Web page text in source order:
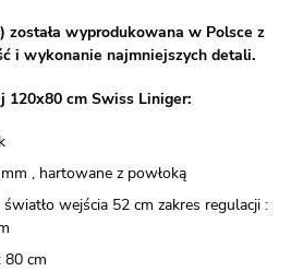
została wyprodukowana w Polsce z
i wykonanie najmniejszych detali.
120x80 cm Swiss Liniger:
, hartowane z powłoką
wejścia 52 cm zakres regulacji :
80 cm